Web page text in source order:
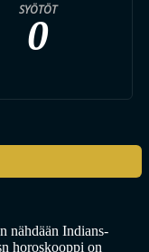
SYÖTÖT
0
nähdään Indians-
horoskooppi on